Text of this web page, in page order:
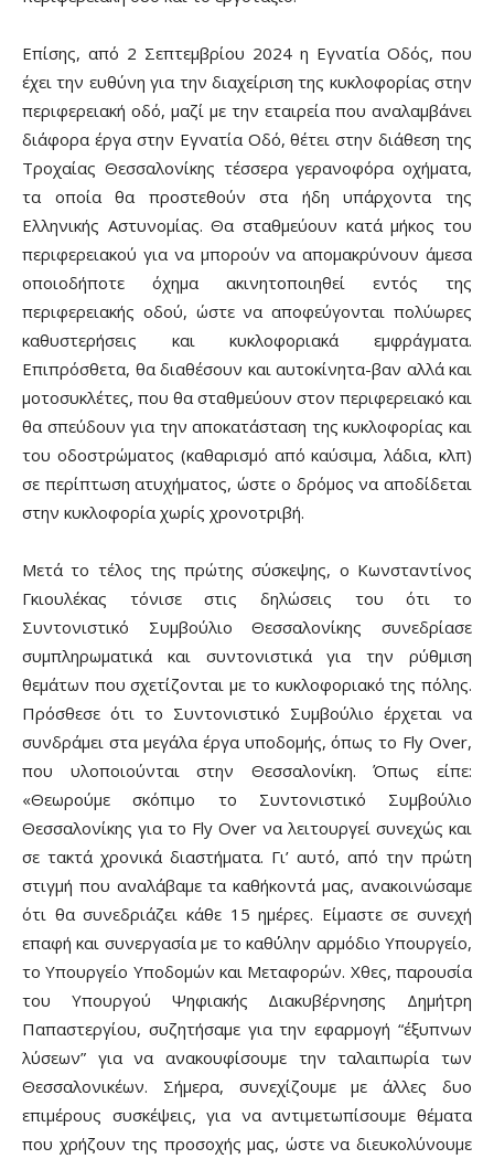
Επίσης, από 2 Σεπτεμβρίου 2024 η Εγνατία Οδός, που
έχει την ευθύνη για την διαχείριση της κυκλοφορίας στην
περιφερειακή οδό, μαζί με την εταιρεία που αναλαμβάνει
διάφορα έργα στην Εγνατία Οδό, θέτει στην διάθεση της
Τροχαίας Θεσσαλονίκης τέσσερα γερανοφόρα οχήματα,
τα οποία θα προστεθούν στα ήδη υπάρχοντα της
Ελληνικής Αστυνομίας. Θα σταθμεύουν κατά μήκος του
περιφερειακού για να μπορούν να απομακρύνουν άμεσα
οποιοδήποτε όχημα ακινητοποιηθεί εντός της
περιφερειακής οδού, ώστε να αποφεύγονται πολύωρες
καθυστερήσεις και κυκλοφοριακά εμφράγματα.
Επιπρόσθετα, θα διαθέσουν και αυτοκίνητα-βαν αλλά και
μοτοσυκλέτες, που θα σταθμεύουν στον περιφερειακό και
θα σπεύδουν για την αποκατάσταση της κυκλοφορίας και
του οδοστρώματος (καθαρισμό από καύσιμα, λάδια, κλπ)
σε περίπτωση ατυχήματος, ώστε ο δρόμος να αποδίδεται
στην κυκλοφορία χωρίς χρονοτριβή.
Μετά το τέλος της πρώτης σύσκεψης, ο Κωνσταντίνος
Γκιουλέκας τόνισε στις δηλώσεις του ότι το
Συντονιστικό Συμβούλιο Θεσσαλονίκης συνεδρίασε
συμπληρωματικά και συντονιστικά για την ρύθμιση
θεμάτων που σχετίζονται με το κυκλοφοριακό της πόλης.
Πρόσθεσε ότι το Συντονιστικό Συμβούλιο έρχεται να
συνδράμει στα μεγάλα έργα υποδομής, όπως το Fly Over,
που υλοποιούνται στην Θεσσαλονίκη. Όπως είπε:
«Θεωρούμε σκόπιμο το Συντονιστικό Συμβούλιο
Θεσσαλονίκης για το Fly Over να λειτουργεί συνεχώς και
σε τακτά χρονικά διαστήματα. Γι’ αυτό, από την πρώτη
στιγμή που αναλάβαμε τα καθήκοντά μας, ανακοινώσαμε
ότι θα συνεδριάζει κάθε 15 ημέρες. Είμαστε σε συνεχή
επαφή και συνεργασία με το καθ΄ύλην αρμόδιο Υπουργείο,
το Υπουργείο Υποδομών και Μεταφορών. Χθες, παρουσία
του Υπουργού Ψηφιακής Διακυβέρνησης Δημήτρη
Παπαστεργίου, συζητήσαμε για την εφαρμογή “έξυπνων
λύσεων” για να ανακουφίσουμε την ταλαιπωρία των
Θεσσαλονικέων. Σήμερα, συνεχίζουμε με άλλες δυο
επιμέρους συσκέψεις, για να αντιμετωπίσουμε θέματα
που χρήζουν της προσοχής μας, ώστε να διευκολύνουμε